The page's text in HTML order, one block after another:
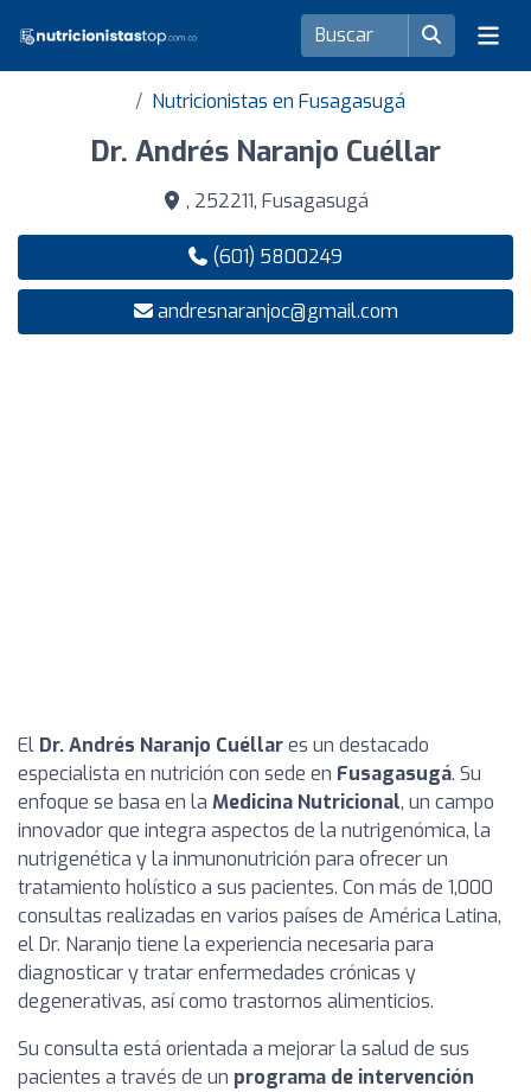
Nutricionistas en Fusagasugá
Dr. Andrés Naranjo Cuéllar
, 252211, Fusagasugá
(601) 5800249
andresnaranjoc@gmail.com
El Dr. Andrés Naranjo Cuéllares un destacado
especialista en nutrición con sede en Fusagasugá. Su
enfoque se basa en la Medicina Nutricional, un campo
innovador que integra aspectos de la nutrigenómica, la
nutrigenética y la inmunonutrición para ofrecer un
tratamiento holístico a sus pacientes. Con más de 1,000
consultas realizadas en varios países de América Latina,
el Dr. Naranjo tiene la experiencia necesaria para
diagnosticar y tratar enfermedades crónicas y
degenerativas, así como trastornos alimenticios.
Su consulta está orientada a mejorar la salud de sus
pacientes a través de un programa de intervención